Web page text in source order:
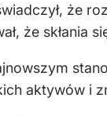
że
że skłania
aktywów i